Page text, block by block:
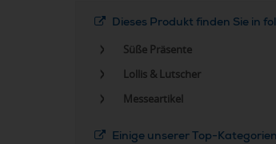
Dieses Produkt finden Sie in
Süße Präsente
Lollis & Lutscher
Messeartikel
Einige unserer Top-Kategorien